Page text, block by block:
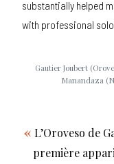
substantially helped
with professional
Gautier Joubert
Manandaza
L’Oroveso de
première